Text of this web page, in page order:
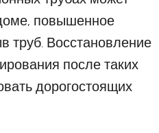
повышенное
труб. Восстановление
после таких
дорогостоящих